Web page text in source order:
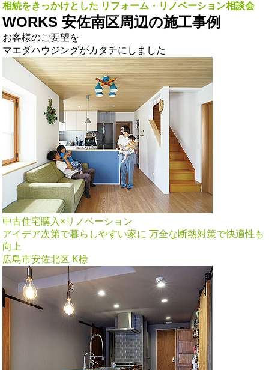
相続をきっかけとした リフォーム・リノベーション相談会
WORKS 安佐南区周辺の施工事例
お客様のご要望を
マエダハウジングがカタチにしました
中古住宅購入×リノベーション
アイデア次第で暮らしやすい家に 万全な断熱対策で快適性も
向上
広島市安佐北区 K様